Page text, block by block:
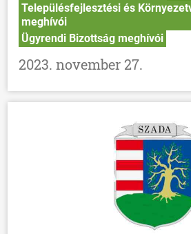
Településfejlesztési és
meghívói
Ügyrendi Bizottság meghívói
2023. november 27.